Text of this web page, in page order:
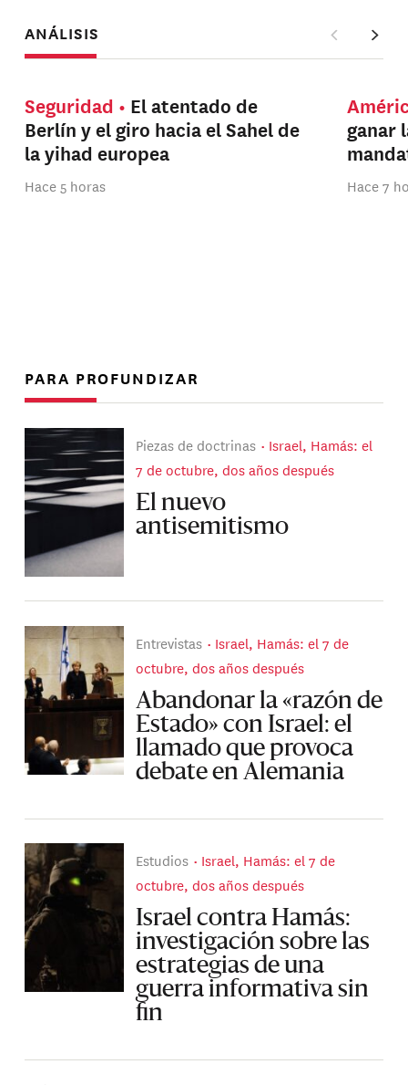
ANÁLISIS
Seguridad
El atentado de
Berlín y el giro hacia el Sahel de
la yihad europea
Hace 5 horas
ganar
Hace 7
PARA PROFUNDIZAR
Piezas de doctrinas
Israel, Hamás: el
7 de octubre, dos años después
El nuevo
antisemitismo
Entrevistas
Israel, Hamás: el 7 de
octubre, dos años después
Abandonar la «razón de
Estado» con Israel: el
llamado que provoca
debate en Alemania
Estudios
Israel, Hamás: el 7 de
octubre, dos años después
Israel contra Hamás:
investigación sobre las
estrategias de una
guerra informativa sin
fin